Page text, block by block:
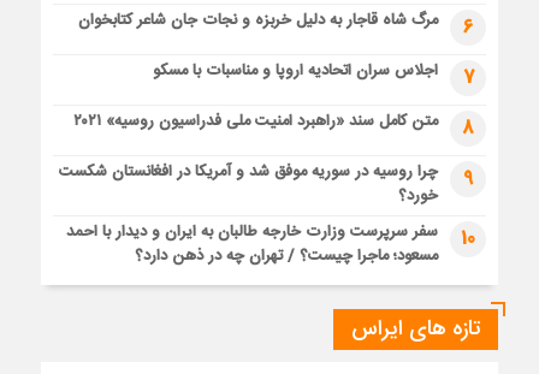
6 مرگ شاه قاجار به دلیل خربزه و نجات جان شاعر کتابخوان
7 اجلاس سران اتحادیه اروپا و مناسبات با مسکو
8 متن کامل سند «راهبرد امنیت ملی فدراسیون روسیه» ۲۰۲۱
9
چرا روسیه در سوریه موفق شد و آمریکا در افغانستان شکست
خورد؟
10
سفر سرپرست وزارت خارجه طالبان به ایران و دیدار با احمد
مسعود؛ ماجرا چیست؟ / تهران چه در ذهن دارد؟
تازه های ایراس